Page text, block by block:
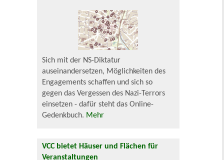
Sich mit der NS-Diktatur
auseinandersetzen, Möglichkeiten des
Engagements schaffen und sich so
gegen das Vergessen des Nazi-Terrors
einsetzen - dafür steht das Online-
Gedenkbuch. Mehr
VCC bietet Häuser und Flächen für
Veranstaltungen